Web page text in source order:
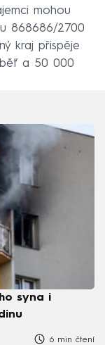
mohou
868686/2700
kraj přispěje
a 50 000
syna i
6 min čtení